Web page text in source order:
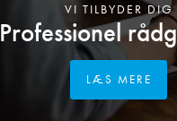
Professionel
VI TILBYDER DIG
LÆS MERE